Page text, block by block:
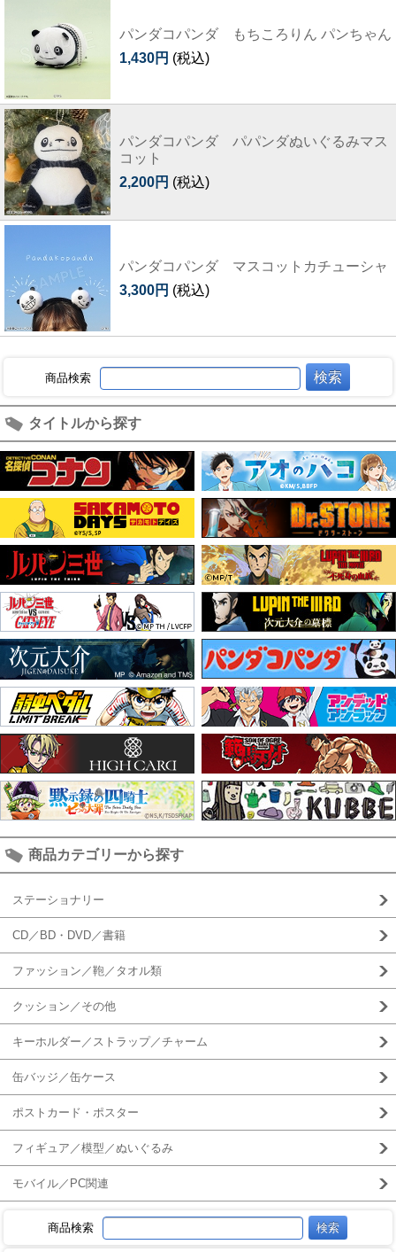
パンダコパンダ もちころりん パンちゃん
1,430円 (税込)
パンダコパンダ パパンダぬいぐるみマス
コット
2,200円 (税込)
パンダコパンダ マスコットカチューシャ
3,300円 (税込)
商品検索
タイトルから探す
商品カテゴリーから探す
ステーショナリー
CD／BD・DVD／書籍
ファッション／鞄／タオル類
クッション／その他
キーホルダー／ストラップ／チャーム
缶バッジ／缶ケース
ポストカード・ポスター
フィギュア／模型／ぬいぐるみ
モバイル／PC関連
商品検索